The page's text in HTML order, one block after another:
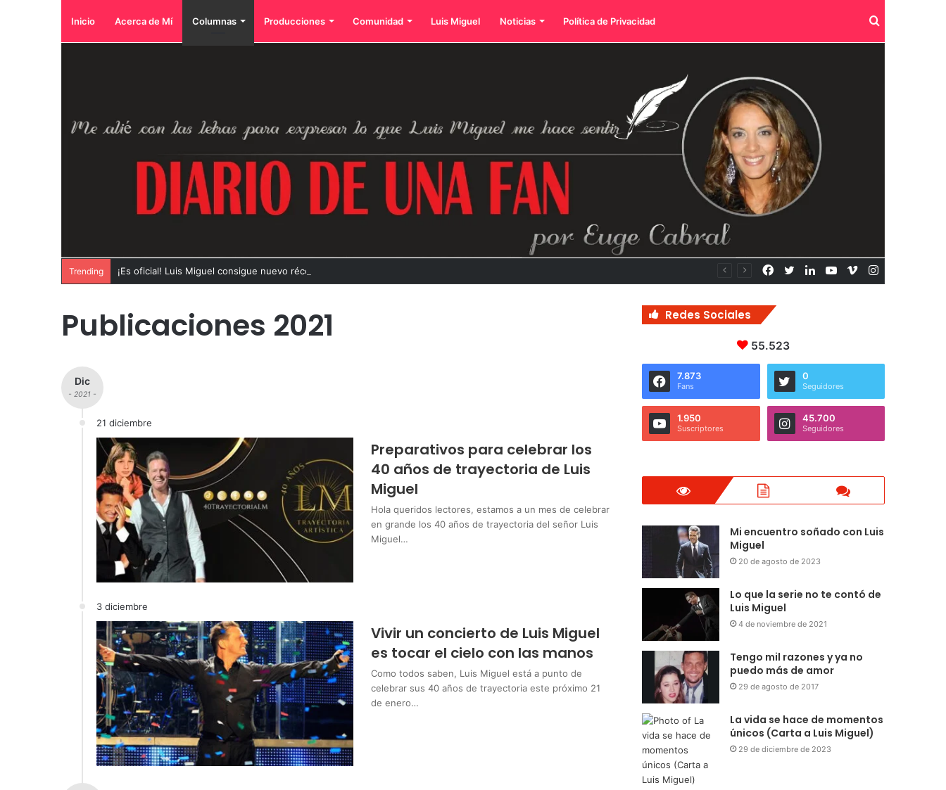
Inicio Acerca de Mí Columnas Producciones Comunidad Luis Miguel Noticias Política de Privacidad Buscar
Trending ¡Es oficial! Luis Miguel consigue nuevo récord con su exitosa gira Vimeo
YouTube
LinkedIn
Twitter
Facebook
Publicaciones 2021
Dic
- 2021 -
21 diciembre
Preparativos para celebrar los
40 años de trayectoria de Luis
Miguel
Hola queridos lectores, estamos a un mes de celebrar
en grande los 40 años de trayectoria del señor Luis
Miguel…
3 diciembre
Vivir un concierto de Luis Miguel
es tocar el cielo con las manos
Como todos saben, Luis Miguel está a punto de
celebrar sus 40 años de trayectoria este próximo 21
de enero…
Redes Sociales
55.523
7.873
Fans
0
Seguidores
1.950
Suscriptores
45.700
Seguidores
Mi encuentro soñado con Luis
Miguel
20 de agosto de 2023
Lo que la serie no te contó de
Luis Miguel
4 de noviembre de 2021
Tengo mil razones y ya no
puedo más de amor
29 de agosto de 2017
La vida se hace de momentos
únicos (Carta a Luis Miguel)
29 de diciembre de 2023